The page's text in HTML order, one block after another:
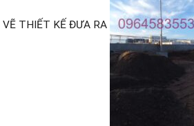
THIẾT KẾ ĐƯA RA